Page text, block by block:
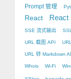
Prompt 管理
React React
SSE 流式输出
URL 截图 API
URL 转 Markdown
Whois Wi-Fi